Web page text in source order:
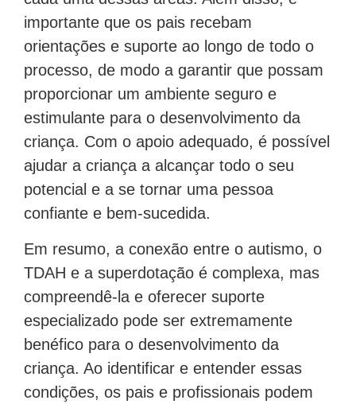
importante que os pais recebam
orientações e suporte ao longo de todo o
processo, de modo a garantir que possam
proporcionar um ambiente seguro e
estimulante para o desenvolvimento da
criança. Com o apoio adequado, é possível
ajudar a criança a alcançar todo o seu
potencial e a se tornar uma pessoa
confiante e bem-sucedida.
Em resumo, a conexão entre o autismo, o
TDAH e a superdotação é complexa, mas
compreendê-la e oferecer suporte
especializado pode ser extremamente
benéfico para o desenvolvimento da
criança. Ao identificar e entender essas
condições, os pais e profissionais podem